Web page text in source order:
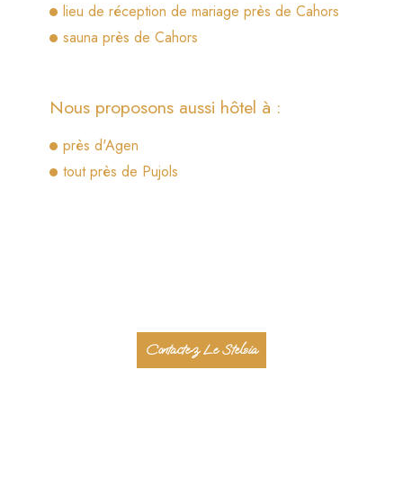
lieu de réception de mariage près de Cahors
sauna près de Cahors
Nous proposons aussi hôtel à :
près d'Agen
tout près de Pujols
Contactez Le Stelsia